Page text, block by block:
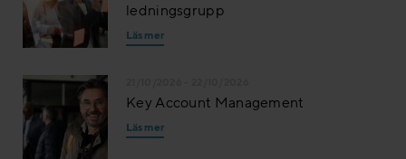
ledningsgrupp
Läs mer
Key Account Management
Läs mer